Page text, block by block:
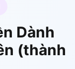
Dành
(thành